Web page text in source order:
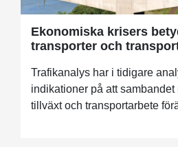
Ekonomiska krisers
transporter och
Trafikanalys har i tidigare
indikationer på att
tillväxt och transportarbete